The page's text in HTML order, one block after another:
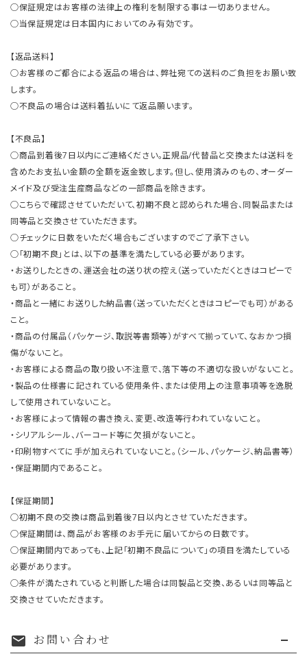
○保証規定はお客様の法律上の権利を制限する事は一切ありません。
○当保証規定は日本国内においてのみ有効です。
【返品送料】
○お客様のご都合による返品の場合は、弊社宛ての送料のご負担をお願い致
します。
○不良品の場合は送料着払いにて返品願います。
【不良品】
○商品到着後7日以内にご連絡ください。正規品/代替品と交換または送料を
含めたお支払い金額の全額を返金致します。但し、使用済みのもの、オーダー
メイド及び受注生産商品などの一部商品を除きます。
○こちらで確認させていただいて、初期不良と認められた場合、同製品または
同等品と交換させていただきます。
○チェックに日数をいただく場合もございますのでご了承下さい。
○「初期不良」とは、以下の基準を満たしている必要があります。
・お送りしたときの、運送会社の送り状の控え（送っていただくときはコピーで
も可）があること。
・商品と一緒にお送りした納品書（送っていただくときはコピーでも可）がある
こと。
・商品の付属品（パッケージ、取説等書類等）がすべて揃っていて、なおかつ損
傷がないこと。
・お客様による商品の取り扱い不注意で、落下等の不適切な扱いがないこと。
・製品の仕様書に記されている使用条件、または使用上の注意事項等を逸脱
して使用されていないこと。
・お客様によって情報の書き換え、変更、改造等行われていないこと。
・シリアルシール、バーコード等に欠損がないこと。
・印刷物すべてに手が加えられていないこと。（シール、パッケージ、納品書等）
・保証期間内であること。
【保証期間】
○初期不良の交換は商品到着後7日以内とさせていただきます。
○保証期間は、商品がお客様のお手元に届いてからの日数です。
○保証期間内であっても、上記「初期不良品について」の項目を満たしている
必要があります。
○条件が満たされていると判断した場合は同製品と交換、あるいは同等品と
交換させていただきます。
mail お問い合わせ